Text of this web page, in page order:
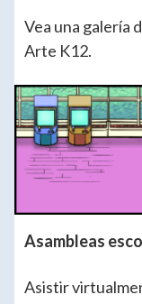
Vea una galería
Arte K12.
Asambleas
Asistir